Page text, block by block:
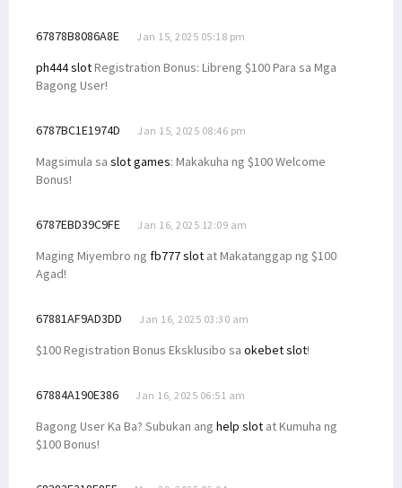
67878B8086A8E Jan 15, 2025 05:18 pm
ph444 slotRegistration Bonus: Libreng $100 Para sa Mga
Bagong User!
6787BC1E1974D Jan 15, 2025 08:46 pm
Magsimula sa slot games: Makakuha ng $100 Welcome
Bonus!
6787EBD39C9FE Jan 16, 2025 12:09 am
Maging Miyembro ng fb777 slot at Makatanggap ng $100
Agad!
67881AF9AD3DD Jan 16, 2025 03:30 am
$100 Registration Bonus Eksklusibo sa okebet slot!
67884A190E386 Jan 16, 2025 06:51 am
Bagong User Ka Ba? Subukan ang help slot at Kumuha ng
$100 Bonus!